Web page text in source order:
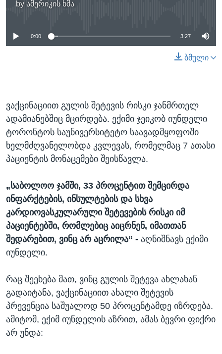
by ამერიკის ხმა
No media source currently available
0:00 3:27
ბმული
ვაქცინაციით გულის შეტევის რისკი ჯანმრთელ
ადამიანებშიც მცირდება. ექიმი ჯეიკობ იუნდელი
ტორონტოს საუნივერსიტეტო საავადმყოფოში
ხელმძღვანელობდა კვლევას, რომელმაც 7 ათასი
პაციენტის მონაცემები შეისწავლა.
„საბოლოო ჯამში, 33 პროცენტით შემცირდა
ინფარქტების, ინსულტების და სხვა
კარდიოვასკულარული შეტევების რისკი იმ
პაციენტებში, რომლებიც აიცრნენ, იმათთან
შედარებით, ვინც არ აცრილა“ - აღნიშნავს ექიმი
იუნდელი.
რაც შეეხება მათ, ვინც გულის შეტევა ახლახან
გადაიტანა, ვაქცინაციით ახალი შეტევის
პრევენცია საშუალოდ 50 პროცენტამდე იზრდება.
ამიტომ, ექიმ იუნდელის აზრით, ამას ბევრი ფიქრი
არ უნდა: